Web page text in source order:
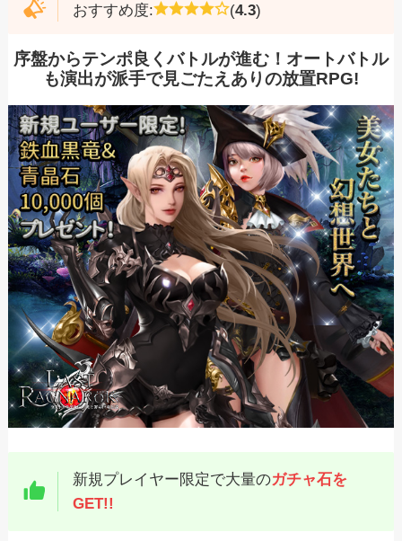
おすすめ度: (4.3)
序盤からテンポ良くバトルが進む！オートバトル
も演出が派手で見ごたえありの放置RPG!
新規プレイヤー限定で大量のガチャ石を
GET!!